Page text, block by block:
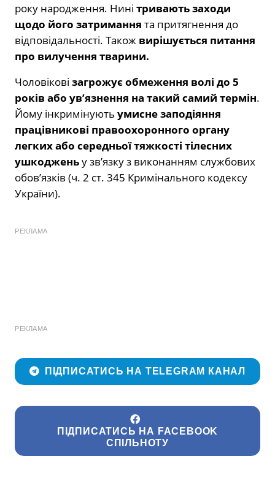
року народження. Нині тривають заходи
щодо його затримання та притягнення до
відповідальності. Також вирішується питання
про вилучення тварини.
Чоловікові загрожує обмеження волі до 5
років або ув’язнення на такий самий термін.
Йому інкримінують умисне заподіяння
працівникові правоохоронного органу
легких або середньої тяжкості тілесних
ушкодженьу зв’язку з виконанням службових
обов’язків (ч. 2 ст. 345 Кримінального кодексу
України).
РЕКЛАМА
РЕКЛАМА
ПІДПИСАТИСЬ НА TELEGRAM КАНАЛ
ПІДПИСАТИСЬ НА FACEBOOK
СПІЛЬНОТУ